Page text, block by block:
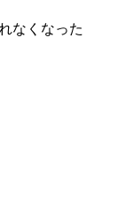
なくなった